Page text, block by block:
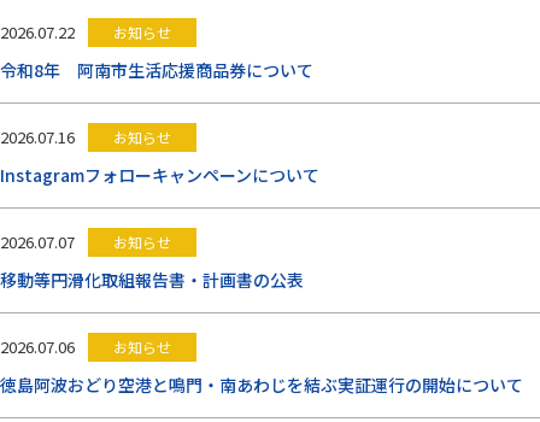
お忘れ物のお問い合わせ
よくあるご質問
お問い合わせ
2026.07.22 お知らせ
令和8年 阿南市生活応援商品券について
2026.07.16 お知らせ
Instagramフォローキャンペーンについて
2026.07.07 お知らせ
移動等円滑化取組報告書・計画書の公表
2026.07.06 お知らせ
徳島阿波おどり空港と鳴門・南あわじを結ぶ実証運行の開始について